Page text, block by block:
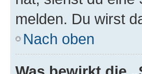
melden. Du wirst
Nach oben